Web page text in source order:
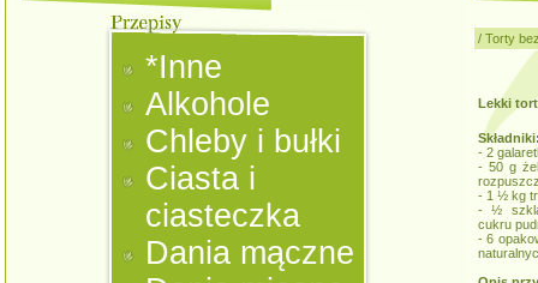
*Inne
Alkohole
Chleby i bułki
Ciasta i
ciasteczka
Dania mączne
/ Torty
Lekki
- 2
- 50 g
- 1 ½ kg
- ½
cukru
- 6